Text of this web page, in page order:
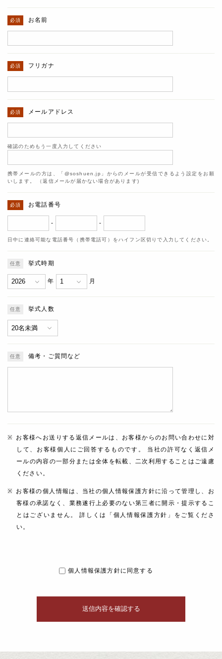
お名前
フリガナ
メールアドレス
確認のためもう一度入力してください
携帯メールの方は、「@soshuen.jp」からのメールが受信できるよう設定をお願
いします。 （返信メールが届かない場合があります)
お電話番号
- -
日中に連絡可能な電話番号（携帯電話可）をハイフン区切りで入力してください。
挙式時期
年 月
挙式人数
備考・ご質問など
お客様へお送りする返信メールは、お客様からのお問い合わせに対
して、お客様個人にご回答するものです。 当社の許可なく返信メ
ールの内容の一部分または全体を転載、二次利用することはご遠慮
ください。
お客様の個人情報は、当社の個人情報保護方針に沿って管理し、お
客様の承諾なく、業務遂行上必要のない第三者に開示・提示するこ
とはございません。 詳しくは「個人情報保護方針」をご覧くださ
い。
個人情報保護方針に同意する